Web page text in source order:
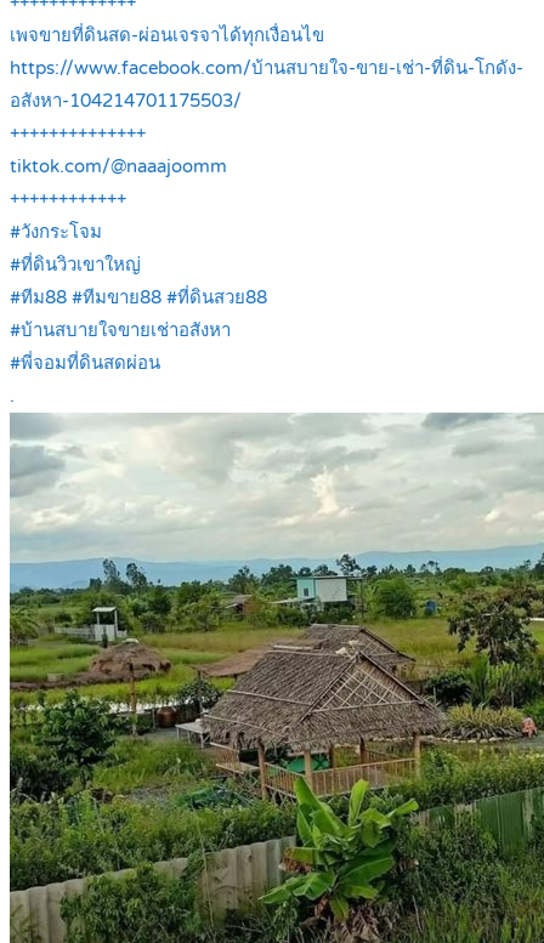
เพจขายที่ดินสด-ผ่อนเจรจาได้ทุกเงื่อนไข
https://www.facebook.com/บ้านสบายใจ-ขาย-เช่า-ที่ดิน-โกดัง-
อสังหา-104214701175503/
++++++++++++++
tiktok.com/@naaajoomm
++++++++++++
#วังกระโจม
#ที่ดินวิวเขาใหญ่
#ทีม88 #ทีมขาย88 #ที่ดินสวย88
#บ้านสบายใจขายเช่าอสังหา
#พี่จอมที่ดินสดผ่อน
.